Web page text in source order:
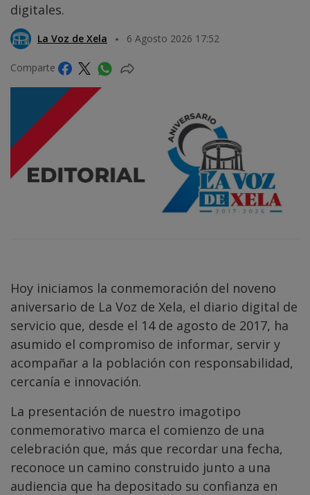
digitales.
La Voz de Xela 6 Agosto 2026 17:52
Comparte
Hoy iniciamos la conmemoración del noveno
aniversario de La Voz de Xela, el diario digital de
servicio que, desde el 14 de agosto de 2017, ha
asumido el compromiso de informar, servir y
acompañar a la población con responsabilidad,
cercanía e innovación.
La presentación de nuestro imagotipo
conmemorativo marca el comienzo de una
celebración que, más que recordar una fecha,
reconoce un camino construido junto a una
audiencia que ha depositado su confianza en